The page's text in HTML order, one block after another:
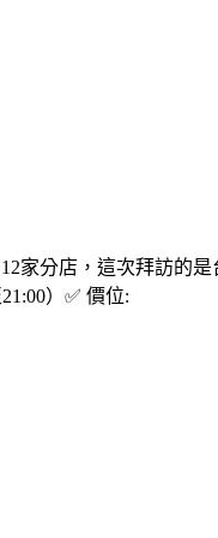
家分店，這次拜訪的
）✅ 價位: